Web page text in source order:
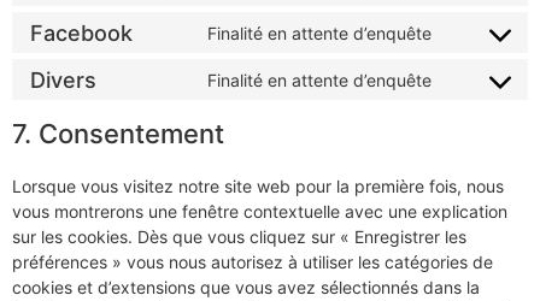
Facebook Finalité en attente d’enquête
Divers Finalité en attente d’enquête
7. Consentement
Lorsque vous visitez notre site web pour la première fois, nous
vous montrerons une fenêtre contextuelle avec une explication
sur les cookies. Dès que vous cliquez sur « Enregistrer les
préférences » vous nous autorisez à utiliser les catégories de
cookies et d’extensions que vous avez sélectionnés dans la